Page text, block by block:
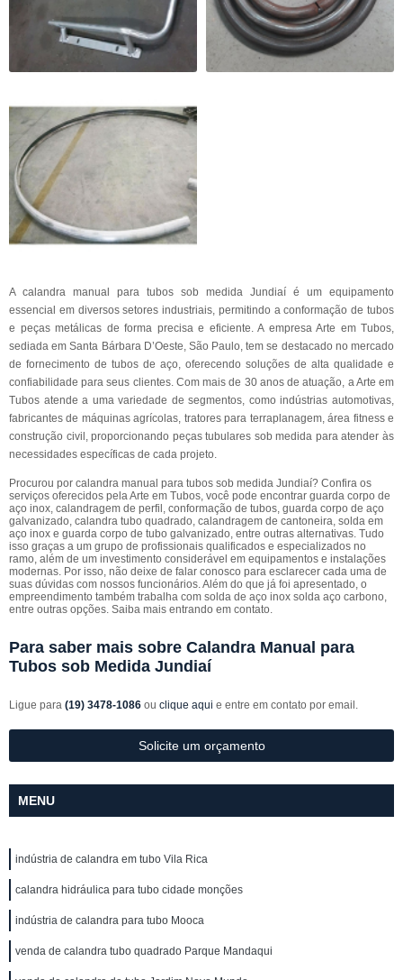
A calandra manual para tubos sob medida Jundiaí é um equipamento
essencial em diversos setores industriais, permitindo a conformação de tubos
e peças metálicas de forma precisa e eficiente. A empresa Arte em Tubos,
sediada em Santa Bárbara D’Oeste, São Paulo, tem se destacado no mercado
de fornecimento de tubos de aço, oferecendo soluções de alta qualidade e
confiabilidade para seus clientes. Com mais de 30 anos de atuação, a Arte em
Tubos atende a uma variedade de segmentos, como indústrias automotivas,
fabricantes de máquinas agrícolas, tratores para terraplanagem, área fitness e
construção civil, proporcionando peças tubulares sob medida para atender às
necessidades específicas de cada projeto.
Procurou por calandra manual para tubos sob medida Jundiaí? Confira os
serviços oferecidos pela Arte em Tubos, você pode encontrar guarda corpo de
aço inox, calandragem de perfil, conformação de tubos, guarda corpo de aço
galvanizado, calandra tubo quadrado, calandragem de cantoneira, solda em
aço inox e guarda corpo de tubo galvanizado, entre outras alternativas. Tudo
isso graças a um grupo de profissionais qualificados e especializados no
ramo, além de um investimento considerável em equipamentos e instalações
modernas. Por isso, não deixe de falar conosco para esclarecer cada uma de
suas dúvidas com nossos funcionários. Além do que já foi apresentado, o
empreendimento também trabalha com solda de aço inox solda aço carbono,
entre outras opções. Saiba mais entrando em contato.
Para saber mais sobre Calandra Manual para
Tubos sob Medida Jundiaí
Ligue para (19) 3478-1086 ou clique aqui e entre em contato por email.
Solicite um orçamento
MENU
indústria de calandra em tubo Vila Rica
calandra hidráulica para tubo cidade monções
indústria de calandra para tubo Mooca
venda de calandra tubo quadrado Parque Mandaqui